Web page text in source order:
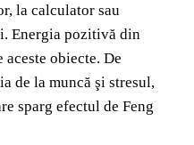
la calculator sau
Energia pozitivă din
obiecte. De
de la muncă şi stresul,
sparg efectul de Feng